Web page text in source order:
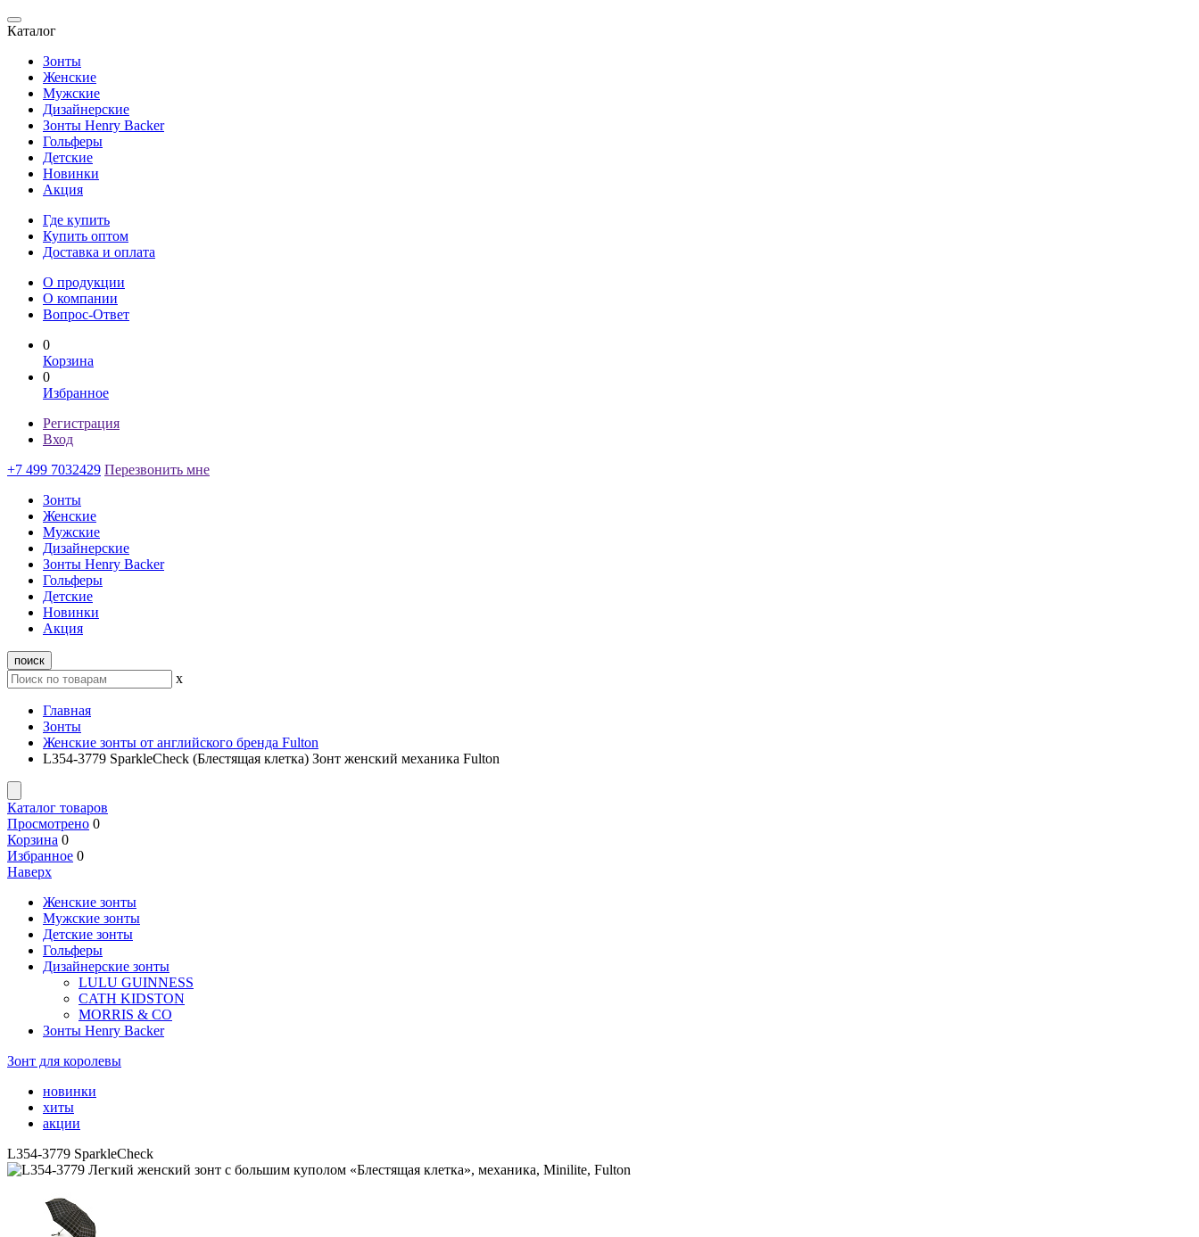
Каталог
Зонты
Женские
Мужские
Дизайнерские
Зонты Henry Backer
Гольферы
Детские
Новинки
Акция
Где купить
Купить оптом
Доставка и оплата
О продукции
О компании
Вопрос-Ответ
0
Корзина
0
Избранное
Регистрация
Вход
+7 499 7032429 Перезвонить мне
Зонты
Женские
Мужские
Дизайнерские
Зонты Henry Backer
Гольферы
Детские
Новинки
Акция
поиск
x
Главная
Зонты
Женские зонты от английского бренда Fulton
L354-3779 SparkleCheck (Блестящая клетка) Зонт женский механика Fulton
Каталог товаров
Просмотрено 0
Корзина 0
Избранное 0
Наверх
Женские зонты
Мужские зонты
Детские зонты
Гольферы
Дизайнерские зонты
LULU GUINNESS
CATH KIDSTON
MORRIS & CO
Зонты Henry Backer
Зонт для королевы
новинки
хиты
акции
L354-3779 SparkleCheck